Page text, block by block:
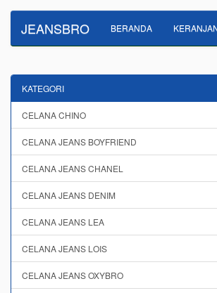
JEANSBRO BERANDA
KATEGORI
CELANA CHINO
CELANA JEANS BOYFRIEND
CELANA JEANS CHANEL
CELANA JEANS DENIM
CELANA JEANS LEA
CELANA JEANS LOIS
CELANA JEANS OXYBRO